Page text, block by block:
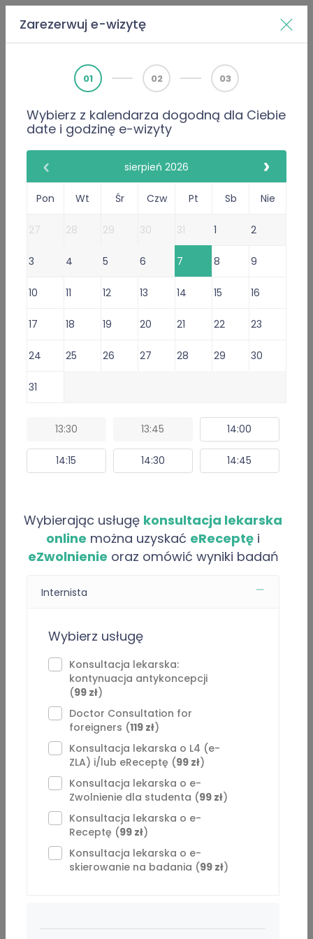
Doktorzy Paulina Kozłowska
PWZ 4407263
Internista
Paulina Kozłowska
75 Opinie
75 poleceń lekarza
Gabinet Online
Przyjmuje w: Sob, Wt, Czw,
Wystawiamrecepty
zwolnienia
Konsultacja lekarska o e-Receptę -
Konsultacja lekarska o e-skierowanie na badania -99 zł
Konsultacja lekarska o e-Zwolnienie dla studenta -99 zł
Konsultacja lekarska o L4 (e-ZLA) i/lub eReceptę -99 zł
Umów e-Wizytę (Wybierz termin)
Opinie
Artykuły
O “Paulina Kozłowska”
Jestem absolwentką Wydziału Lekarskiego Collegium
Medicum Uniwersytetu Warmińsko-Mazurskiego w
Olsztynie. Staż podyplomowy odbyłam w Szpitalu
Wojewódzkim w Olsztynie, gdzie zdobyłam
doświadczenie zawodowe pracując na różnych
oddziałach, m.in. kardiologii, sorze, chirurgii ogólnej czy w
gabinecie lekarza POZ. Aktualnie pracuję w Szpitalu
Miejskim w Olsztynie w gabinecie NPL.
Zarezerwuj e-wizytę
01 02 03
Wybierz z kalendarza dogodną dla Ciebie
date i godzinę e-wizyty
sierpień 2026
Pon Wt Śr Czw Pt Sb Nie
27 28 29 30 31 1 2
3 4 5 6 7 8 9
10 11 12 13 14 15 16
17 18 19 20 21 22 23
24 25 26 27 28 29 30
31
13:30 13:45 14:00
14:15 14:30 14:45
Wybierając usługę konsultacja lekarska
online można uzyskać eReceptę i
eZwolnienie oraz omówić wyniki badań
Internista
Wybierz usługę
⁠Konsultacja lekarska:
kontynuacja antykoncepcji
(99 zł)
Doctor Consultation for
foreigners (119 zł)
Konsultacja lekarska o L4 (e-
ZLA) i/lub eReceptę (99 zł)
Konsultacja lekarska o e-
Zwolnienie dla studenta (99 zł)
Konsultacja lekarska o e-
Receptę (99 zł)
Konsultacja lekarska o e-
skierowanie na badania (99 zł)